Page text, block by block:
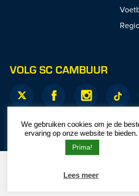
VOLG SC CAMBUUR
Website door
We gebruiken cookies om je de
ervaring op onze website te bieden.
Prima!
Lees meer